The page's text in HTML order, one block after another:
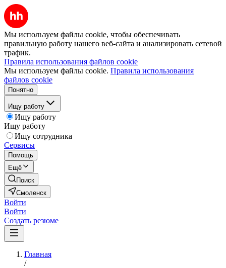
Мы используем файлы cookie, чтобы обеспечивать
правильную работу нашего веб-сайта и анализировать сетевой
трафик.
Правила использования файлов cookie
Мы используем файлы cookie. Правила использования
файлов cookie
Понятно
Ищу работу
Ищу работу
Ищу работу
Ищу сотрудника
Сервисы
Помощь
Ещё
Поиск
Смоленск
Войти
Войти
Создать резюме
Главная
/